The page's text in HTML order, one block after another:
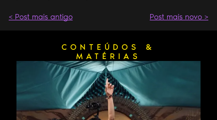
< Post mais antigo Post mais novo >
CONTEÚDOS &
MATÉRIAS